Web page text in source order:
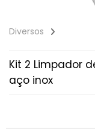
Diversos
Kit 2 Limpador
aço inox